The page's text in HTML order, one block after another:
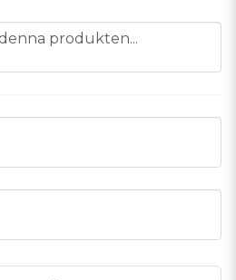
produkten...